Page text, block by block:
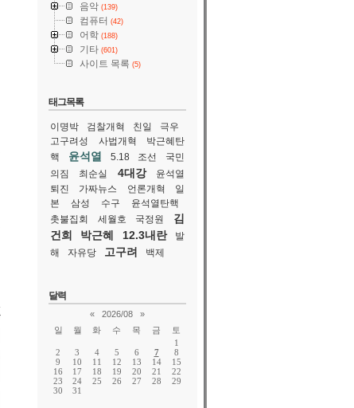
음악 (139)
컴퓨터 (42)
어학 (188)
기타 (601)
사이트 목록 (5)
태그목록
이명박 검찰개혁 친일
극우
고구려성
사법개혁
박근혜탄
핵
윤석열 5.18 조선
국민
의짐
최순실 4대강
윤석열
퇴진
가짜뉴스 언론개혁
일
본
삼성 수구
윤석열탄핵
촛불집회
세월호 국정원
김
건희
박근혜 12.3내란
발
해
자유당 고구려 백제
달력
« 2026/08
»
일
월 화 수 목 금
토
1
2
3 4 5 6 7
8
9
10 11 12 13 14
15
16
17 18 19 20 21
22
23
24 25 26 27 28
29
30
31